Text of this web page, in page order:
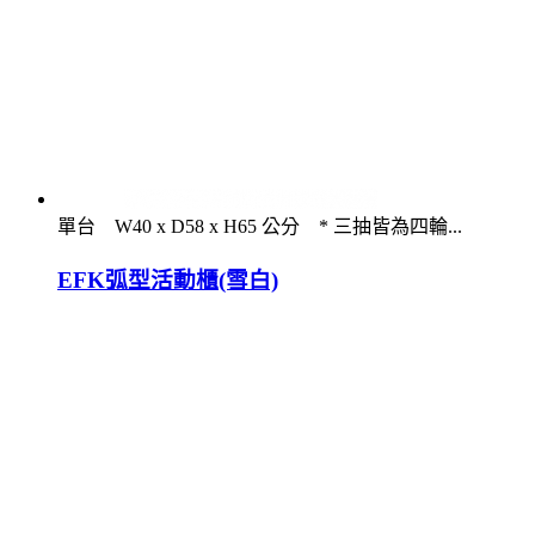
單台 W40 x D58 x H65 公分 * 三抽皆為四輪...
EFK弧型活動櫃(雪白)